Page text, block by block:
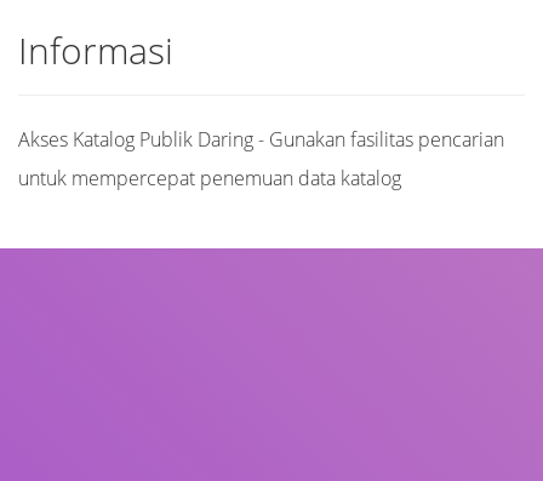
Informasi
Akses Katalog Publik Daring - Gunakan fasilitas pencarian
untuk mempercepat penemuan data katalog